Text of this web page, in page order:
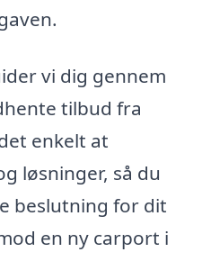
vi dig gennem
tilbud fra
enkelt at
løsninger, så du
beslutning for dit
en ny carport i